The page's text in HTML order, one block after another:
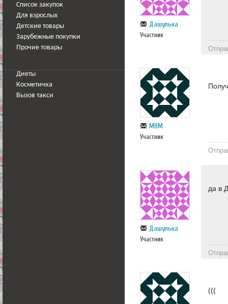
Список закупок
Для взрослых
Детские товары
Зарубежные покупки
Прочие товары
Диеты
Косметичка
Вызов такси
Дашулька
Участник
МВМ
Участник
Дашулька
Участник
да в
(((